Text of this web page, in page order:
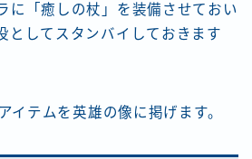
に「癒しの杖」を装備させておい
としてスタンバイしておきます
イテムを英雄の像に掲げます。